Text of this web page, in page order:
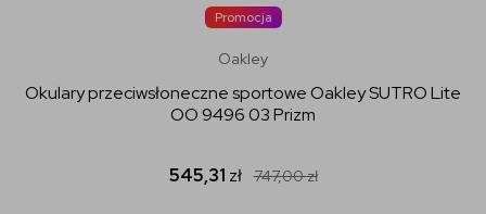
Promocja
Oakley
Okulary przeciwsłoneczne sportowe Oakley SUTRO Lite
OO 9496 03 Prizm
545,31 zł 747,00zł